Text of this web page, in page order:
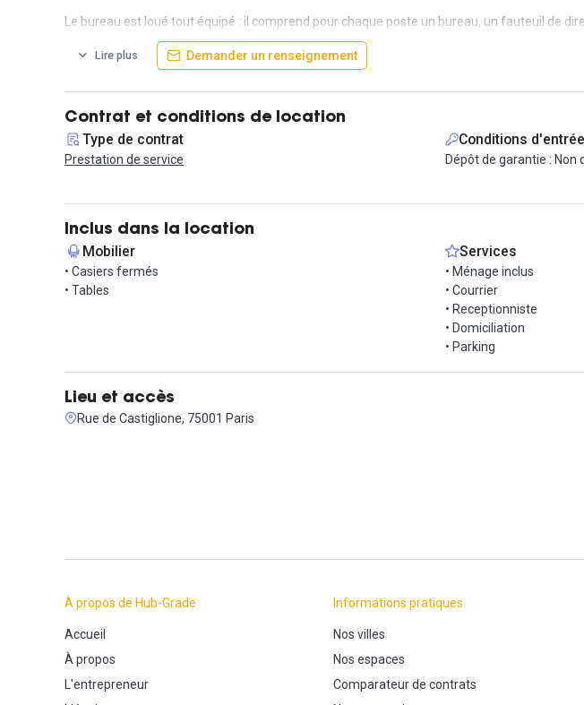
Le bureau est loué tout équipé : il comprend pour chaque poste un bureau, un fauteuil de
compris » pour 2255 € HT par mois.
disposition de matériel technologique moderne (écran plat dans salles de réunion,
Intéressé par cette annonce ? Il vous suffit simplement de nous contacter pour visiter et
Lire plus Demander un renseignement
Contrat et conditions de location
Type de contrat
Prestation de service
Conditions
Dépôt de garantie : Non
Inclus dans la location
Mobilier
• Casiers fermés
• Tables
Services
• Ménage inclus
• Courrier
• Receptionniste
• Domiciliation
• Parking
Lieu et accès
Rue de Castiglione, 75001 Paris
À propos de Hub-Grade
Accueil
À propos
L'entrepreneur
Informations pratiques
Nos villes
Nos espaces
Comparateur de contrats